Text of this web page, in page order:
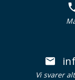
Vi svarer